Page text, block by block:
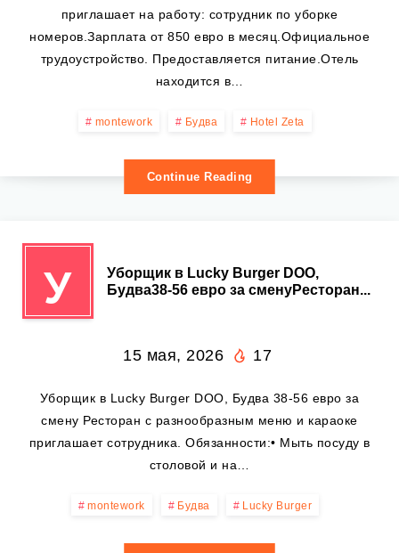
приглашает на работу: сотрудник по уборке
номеров.Зарплата от 850 евро в месяц.Официальное
трудоустройство. Предоставляется питание.Отель
находится в…
montework Будва Hotel Zeta
Continue Reading
У
Уборщик в Lucky Burger DOO,
Будва38-56 евро за сменуРесторан...
15 мая, 2026 17
Уборщик в Lucky Burger DOO, Будва 38-56 евро за
смену Ресторан с разнообразным меню и караоке
приглашает сотрудника. Обязанности:• Мыть посуду в
столовой и на…
montework Будва Lucky Burger